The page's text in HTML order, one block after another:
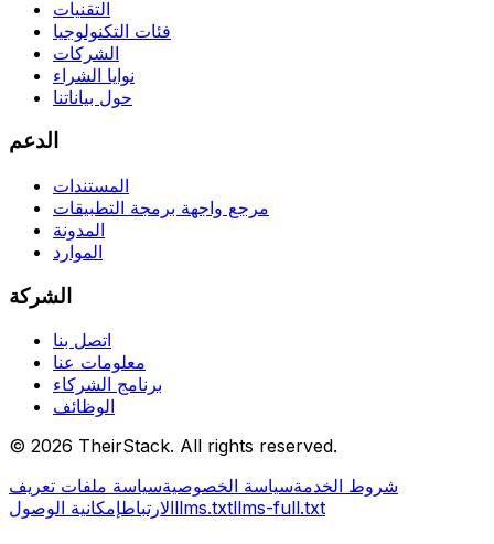
التقنيات
فئات التكنولوجيا
الشركات
نوايا الشراء
حول بياناتنا
الدعم
المستندات
مرجع واجهة برمجة التطبيقات
المدونة
الموارد
الشركة
اتصل بنا
معلومات عنا
برنامج الشركاء
الوظائف
© 2026 TheirStack. All rights reserved.
شروط الخدمةسياسة الخصوصيةسياسة ملفات تعريف
الارتباطإمكانية الوصول llms.txtllms-full.txt